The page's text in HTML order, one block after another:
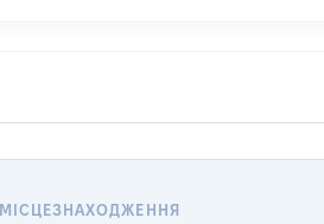
МІСЦЕЗНАХОДЖЕННЯ